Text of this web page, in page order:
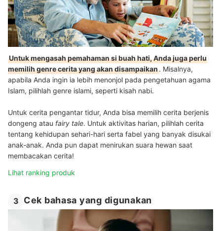
Untuk mengasah pemahaman si buah hati, Anda juga perlu
memilih genre cerita yang akan disampaikan. Misalnya,
apabila Anda ingin ia lebih menonjol pada pengetahuan agama
Islam, pilihlah genre islami, seperti kisah nabi.
Untuk cerita pengantar tidur, Anda bisa memilih cerita berjenis
dongeng atau fairy tale. Untuk aktivitas harian, pilihlah cerita
tentang kehidupan sehari-hari serta fabel yang banyak disukai
anak-anak. Anda pun dapat menirukan suara hewan saat
membacakan cerita!
Lihat ranking produk
3 Cek bahasa yang digunakan